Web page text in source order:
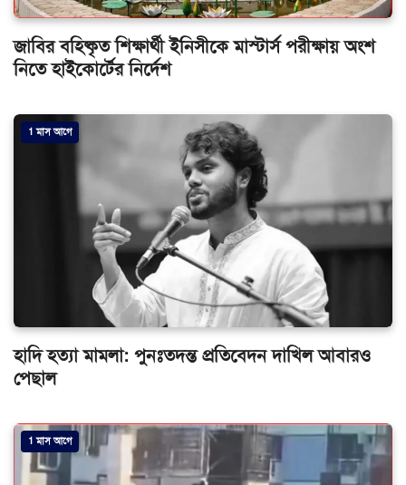
জাবির বহিষ্কৃত শিক্ষার্থী ইনিসীকে মাস্টার্স পরীক্ষায় অংশ
নিতে হাইকোর্টের নির্দেশ
1 মাস আগে
হাদি হত্যা মামলা: পুনঃতদন্ত প্রতিবেদন দাখিল আবারও
পেছাল
1 মাস আগে